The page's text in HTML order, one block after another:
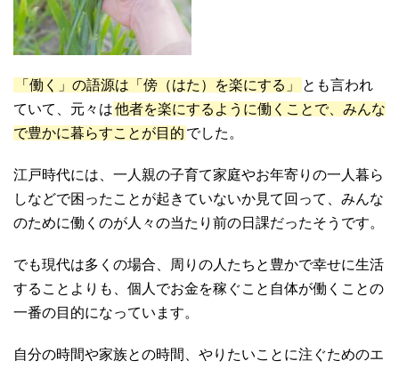
「働く」の語源は「傍（はた）を楽にする」
とも言われ
ていて、元々は他者を楽にするように働くことで、みんな
で豊かに暮らすことが目的 でした。
江戸時代には、一人親の子育て家庭やお年寄りの一人暮ら
しなどで困ったことが起きていないか見て回って、みんな
のために働くのが人々の当たり前の日課だったそうです。
でも現代は多くの場合、周りの人たちと豊かで幸せに生活
することよりも、個人でお金を稼ぐこと自体が働くことの
一番の目的になっています。
自分の時間や家族との時間、やりたいことに注ぐためのエ